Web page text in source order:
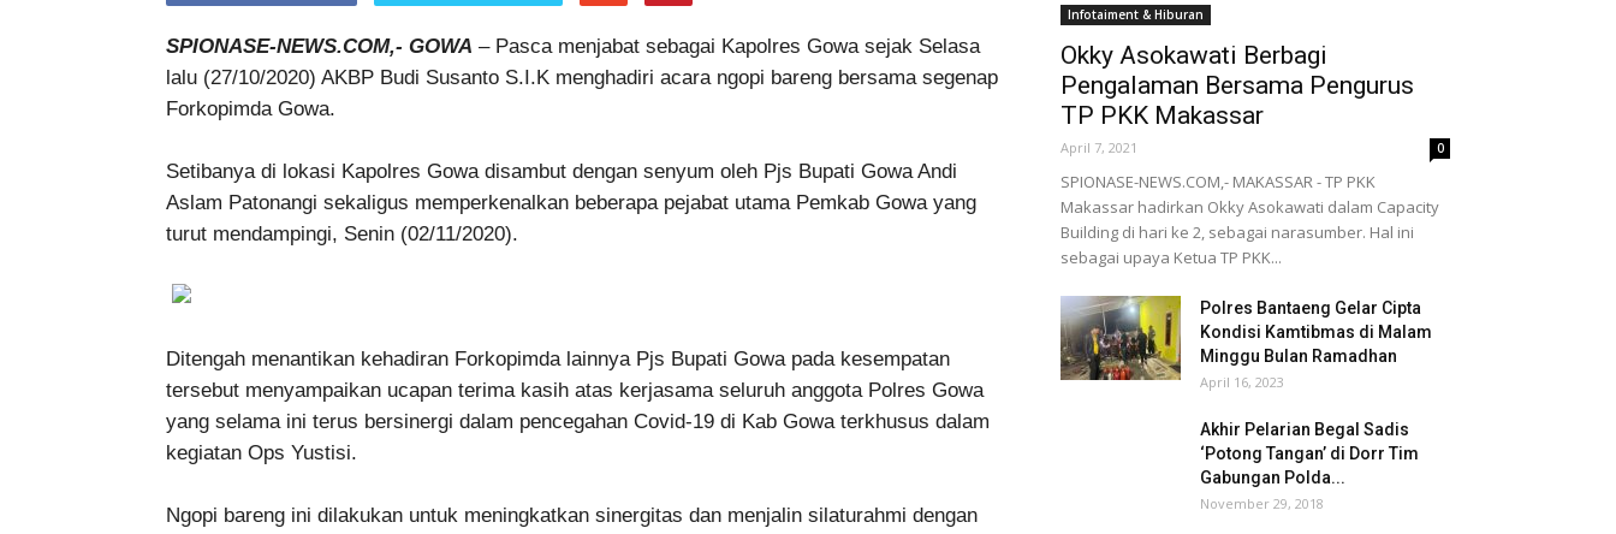
SPIONASE-NEWS.COM,- GOWA – Pasca menjabat sebagai Kapolres Gowa sejak Selasa
lalu (27/10/2020) AKBP Budi Susanto S.I.K menghadiri acara ngopi bareng bersama segenap
Forkopimda Gowa.
Setibanya di lokasi Kapolres Gowa disambut dengan senyum oleh Pjs Bupati Gowa Andi
Aslam Patonangi sekaligus memperkenalkan beberapa pejabat utama Pemkab Gowa yang
turut mendampingi, Senin (02/11/2020).
Ditengah menantikan kehadiran Forkopimda lainnya Pjs Bupati Gowa pada kesempatan
tersebut menyampaikan ucapan terima kasih atas kerjasama seluruh anggota Polres Gowa
yang selama ini terus bersinergi dalam pencegahan Covid-19 di Kab Gowa terkhusus dalam
kegiatan Ops Yustisi.
Ngopi bareng ini dilakukan untuk meningkatkan sinergitas dan menjalin silaturahmi dengan
Infotaiment & Hiburan
Okky Asokawati Berbagi
Pengalaman Bersama Pengurus
TP PKK Makassar
April 7, 2021 0
SPIONASE-NEWS.COM,- MAKASSAR - TP PKK
Makassar hadirkan Okky Asokawati dalam Capacity
Building di hari ke 2, sebagai narasumber. Hal ini
sebagai upaya Ketua TP PKK...
Polres Bantaeng Gelar Cipta
Kondisi Kamtibmas di Malam
Minggu Bulan Ramadhan
April 16, 2023
Akhir Pelarian Begal Sadis
‘Potong Tangan’ di Dorr Tim
Gabungan Polda...
November 29, 2018